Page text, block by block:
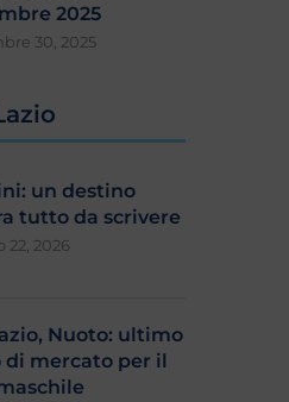
2025
30, 2025
un destino
tutto da scrivere
22, 2026
Nuoto: ultimo
di mercato per il